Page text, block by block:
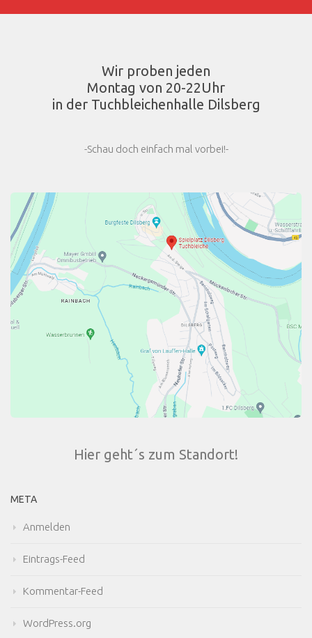
Wir proben jeden
Montag von 20-22Uhr
in der Tuchbleichenhalle Dilsberg
-Schau doch einfach mal vorbei!-
Hier geht´s zum Standort!
META
Anmelden
Eintrags-Feed
Kommentar-Feed
WordPress.org